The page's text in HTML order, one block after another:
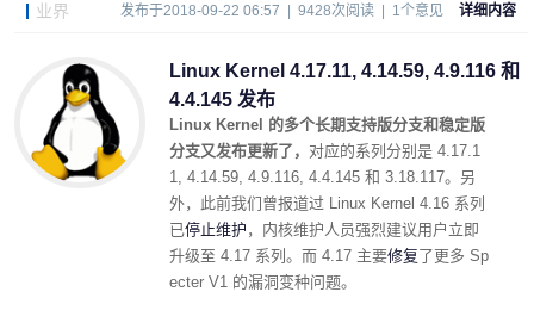
业界 发布于2018-09-22 06:57 | 9428次阅读 | 1个意见 详细内容
Linux Kernel 4.17.11, 4.14.59, 4.9.116 和
4.4.145 发布
Linux Kernel 的多个长期支持版分支和稳定版
分支又发布更新了， 对应的系列分别是 4.17.1
1, 4.14.59, 4.9.116, 4.4.145 和 3.18.117。另
外，此前我们曾报道过 Linux Kernel 4.16 系列
已停止维护 ，内核维护人员强烈建议用户立即
升级至 4.17 系列。而 4.17 主要修复了更多 Sp
ecter V1 的漏洞变种问题。